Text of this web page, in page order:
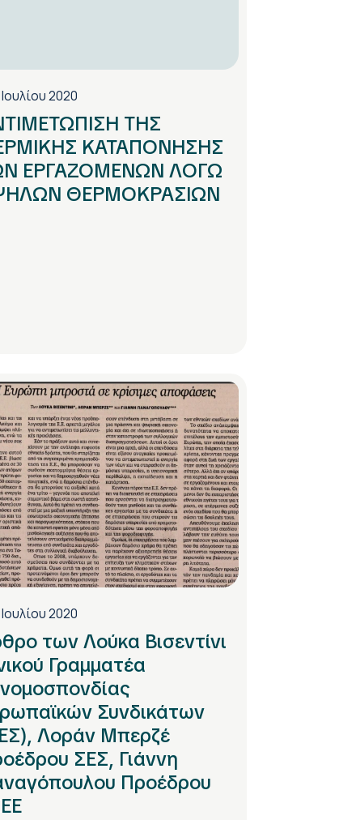
2020
ΤΗΣ
ΚΑΤΑΠΟΝΗΣΗΣ
ΕΡΓΑΖΟΜΕΝΩΝ ΛΟΓΩ
ΘΕΡΜΟΚΡΑΣΙΩΝ
2020
των Λούκα Βισεντίνι
Γραμματέα
Συνδικάτων
Λοράν Μπερζέ
ΣΕΣ, Γιάννη
Προέδρου